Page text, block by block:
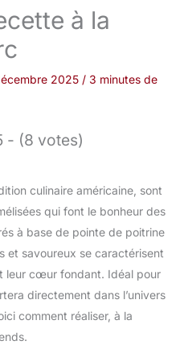
à la
2025 / 3 minutes de
- (8 votes)
culinaire américaine, sont
qui font le bonheur des
à base de pointe de poitrine
et savoureux se caractérisent
leur cœur fondant. Idéal pour
directement dans l’univers
comment réaliser, à la